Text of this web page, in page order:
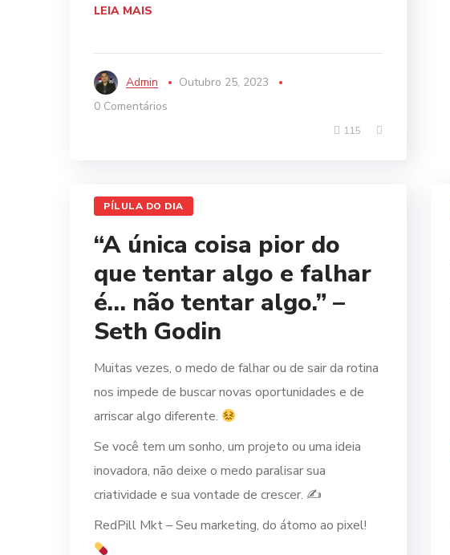
LEIA MAIS
Admin
Outubro 25, 2023
0 Comentários
115
PÍLULA DO DIA
“A única coisa pior do
que tentar algo e falhar
é… não tentar algo.” –
Seth Godin
Muitas vezes, o medo de falhar ou de sair da rotina
nos impede de buscar novas oportunidades e de
arriscar algo diferente.
Se você tem um sonho, um projeto ou uma ideia
inovadora, não deixe o medo paralisar sua
criatividade e sua vontade de crescer. ✍️
RedPill Mkt – Seu marketing, do átomo ao pixel!